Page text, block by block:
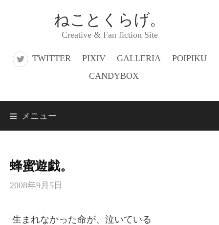
ス
ねことくらげ。
Creative & Fan fiction Site
TWITTER PIXIV GALLERIA
POIPIKU
CANDYBOX
メニュー
蜂蜜遊戯。
2008年9月5日
生まれなかった命が、泣いている